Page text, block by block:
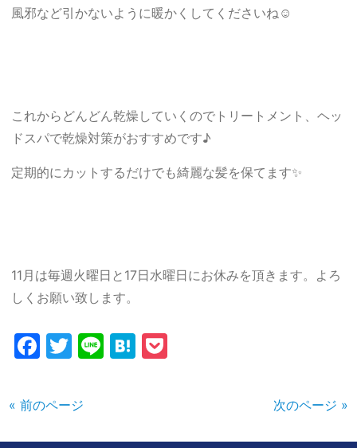
風邪など引かないように暖かくしてくださいね☺️
これからどんどん乾燥していくのでトリートメント、ヘッ
ドスパで乾燥対策がおすすめです♪
定期的にカットするだけでも綺麗な髪を保てます✨
11月は毎週火曜日と17日水曜日にお休みを頂きます。よろ
しくお願い致します。
Facebook
Twitter
LineHatena
« 前のページ 次のページ »